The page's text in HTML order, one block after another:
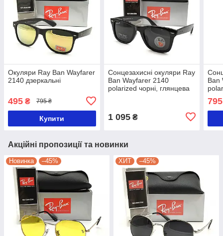
Окуляри Ray Ban Wayfarer
2140 дзеркальні
495 ₴ 795 ₴
Купити
Сонцезахисні окуляри Ray
Ban Wayfarer 2140
polarized чорні, глянцева
1 095₴
Ban
795
Акційні пропозиції та новинки
Новинка –45% ХИТ –45%